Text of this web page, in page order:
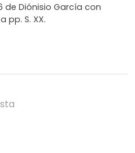
de Diónisio García con
pp. S. XX.